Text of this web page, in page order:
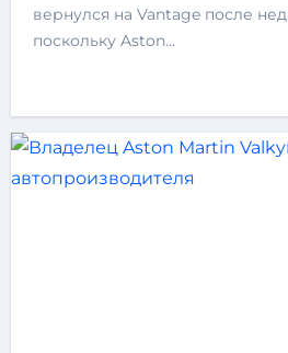
вернулся на Vantage после
поскольку Aston…